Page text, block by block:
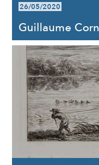
26/05/2020
Guillaume